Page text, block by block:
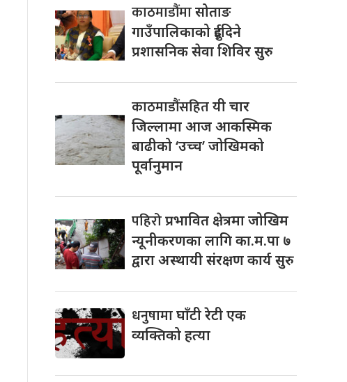
काठमाडौंमासोताङ
गाउँपालिकाको दुईदिने
प्रशासनिक सेवा शिविर सुरु
काठमाडौंसहितयी चार
जिल्लामा आज आकस्मिक
बाढीको ‘उच्च’ जोखिमको
पूर्वानुमान
पहिरोप्रभावित क्षेत्रमा जोखिम
न्यूनीकरणका लागि का.म.पा ७
द्वारा अस्थायी संरक्षण कार्य सुरु
धनुषामाघाँटी रेटी एक
व्यक्तिको हत्या